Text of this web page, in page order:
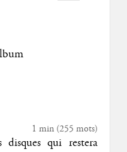
1 min(255 mots)
qui restera